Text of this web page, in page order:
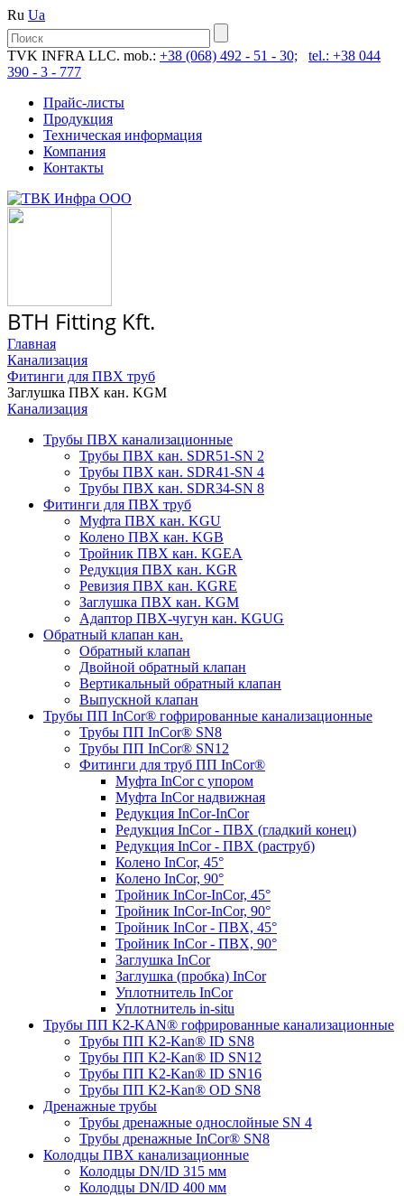
Ru Ua
TVK INFRA LLC. mob.: +38 (068) 492 - 51 - 30;
tel.: +38 044
390 - 3 - 777
Прайс-листы
Продукция
Техническая информация
Компания
Контакты
BTH Fitting Kft.
Главная
Канализация
Фитинги для ПВХ труб
Заглушка ПВХ кан. KGM
Канализация
Трубы ПВХ канализационные
Трубы ПВХ кан. SDR51-SN 2
Трубы ПВХ кан. SDR41-SN 4
Трубы ПВХ кан. SDR34-SN 8
Фитинги для ПВХ труб
Муфта ПВХ кан. KGU
Колено ПВХ кан. KGB
Тройник ПВХ кан. KGEA
Редукция ПВХ кан. KGR
Ревизия ПВХ кан. KGRE
Заглушка ПВХ кан. KGM
Адаптор ПВХ-чугун кан. KGUG
Обратный клапан кан.
Обратный клапан
Двойной обратный клапан
Вертикальный обратный клапан
Выпускной клапан
Трубы ПП InCor® гофри­рованные канализационные
Трубы ПП InCor® SN8
Трубы ПП InCor® SN12
Фитинги для труб ПП InCor®
Муфта InCor с упором
Муфта InCor надвижная
Редукция InCor-InCor
Редукция InCor - ПВХ (гладкий конец)
Редукция InCor - ПВХ (раструб)
Колено InCor, 45°
Колено InCor, 90°
Тройник InCor-InCor, 45°
Тройник InCor-InCor, 90°
Тройник InCor - ПВХ, 45°
Тройник InCor - ПВХ, 90°
Заглушка InCor
Заглушка (пробка) InCor
Уплотнитель InCor
Уплотнитель in-situ
Трубы ПП K2-KAN® гофри­рованные канализационные
Трубы ПП K2-Kan® ID SN8
Трубы ПП K2-Kan® ID SN12
Трубы ПП K2-Kan® ID SN16
Трубы ПП K2-Kan® OD SN8
Дренажные трубы
Трубы дренажные однослойные SN 4
Трубы дренажные InCor® SN8
Колодцы ПВХ канализационные
Колодцы DN/ID 315 мм
Колодцы DN/ID 400 мм